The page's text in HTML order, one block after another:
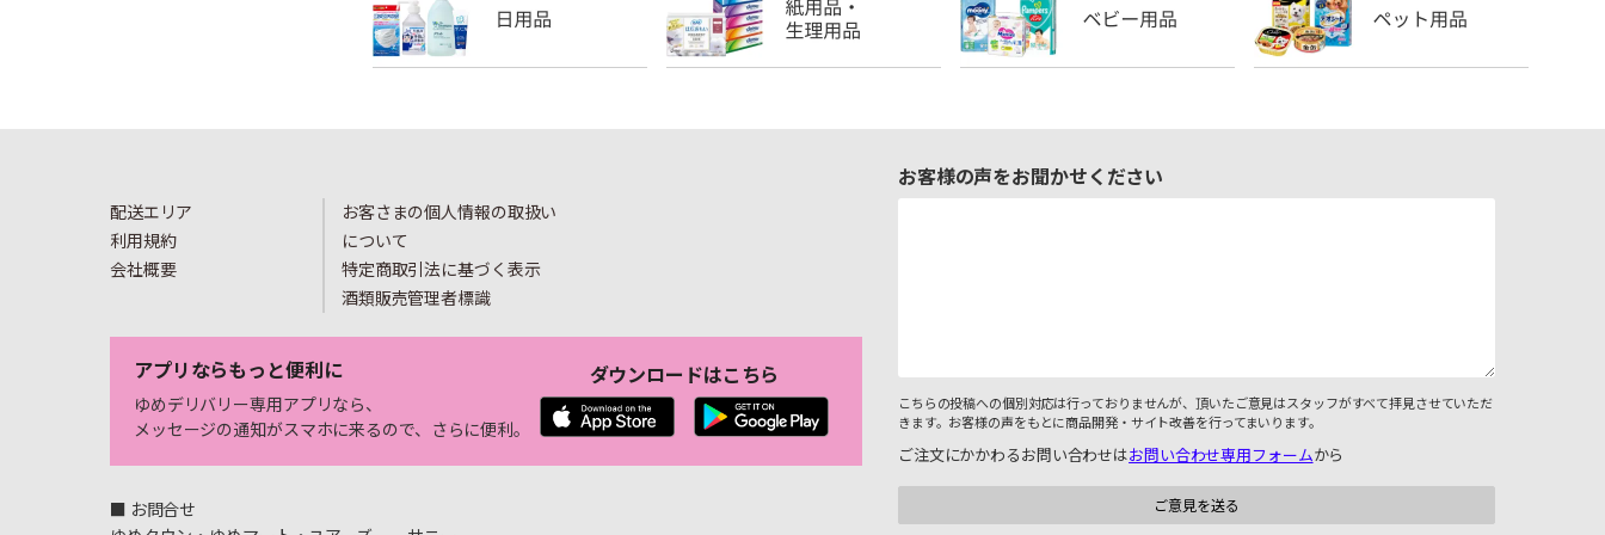
配送エリア
利用規約
会社概要
お客さまの個人情報の取扱い
について
特定商取引法に基づく表示
酒類販売管理者標識
アプリならもっと便利に
ゆめデリバリー専用アプリなら、
メッセージの通知がスマホに来るので、さらに便利。
ダウンロードはこちら
■ お問合せ
お客様の声をお聞かせください
こちらの投稿への個別対応は行っておりませんが、頂いたご意見はスタッフがすべて拝見させていただ
きます。お客様の声をもとに商品開発・サイト改善を行ってまいります。
ご注文にかかわるお問い合わせはお問い合わせ専用フォームから